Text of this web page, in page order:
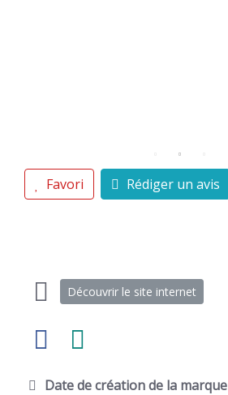
Favori Rédiger un avis
Découvrir le site internet
Date de création de la marque